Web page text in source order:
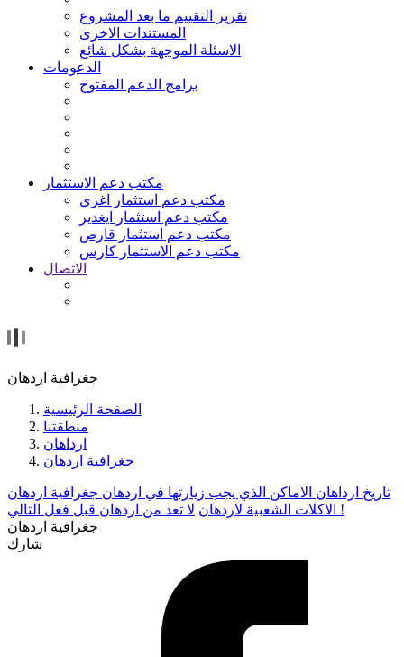
تقرير التقييم ما بعد المشروع
المستندات الاخرى
الاسئلة الموجهة بشكل شائع
الدعومات
برامج الدعم المفتوح
مكتب دعم الاستثمار
مكتب دعم استثمار اغري
مكتب دعم استثمار ايغدير
مكتب دعم استثمار قارص
مكتب دعم الاستثمار كارس
الاتصال
جغرافية اردهان
الصفحة الرئيسية
منطقتنا
ارداهان
جغرافية اردهان
تاريخ ارداهان الاماكن الذي يجب زيارتها في اردهان جغرافية اردهان
الاكلات الشعبية لاردهان لا تعد من اردهان قبل فعل التالي !
جغرافية اردهان
شارك